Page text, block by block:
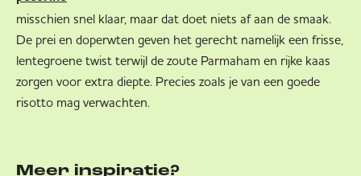
misschien snel klaar, maar dat doet niets af aan de smaak.
De prei en doperwten geven het gerecht namelijk een frisse,
lentegroene twist terwijl de zoute Parmaham en rijke kaas
zorgen voor extra diepte. Precies zoals je van een goede
risotto mag verwachten.
Meer inspiratie?